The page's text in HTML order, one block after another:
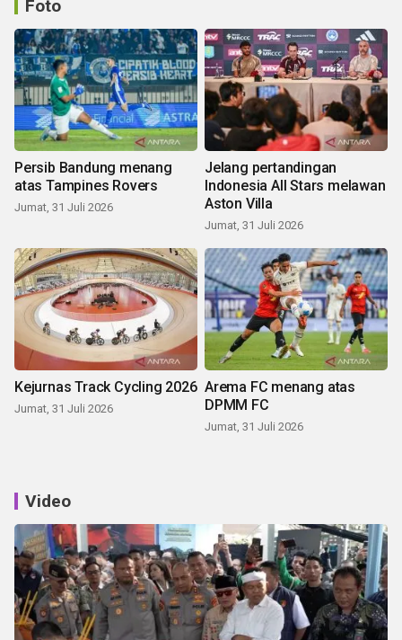
Foto
Persib Bandung menang
atas Tampines Rovers
Jumat, 31 Juli 2026
Jelang pertandingan
Indonesia All Stars melawan
Aston Villa
Jumat, 31 Juli 2026
Kejurnas Track Cycling 2026
Jumat, 31 Juli 2026
Arema FC menang atas
DPMM FC
Jumat, 31 Juli 2026
Video